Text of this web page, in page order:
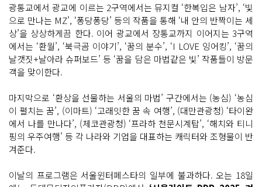
광통교에서 광교에 이르는 2구역에서는 뮤지컬 ‘한복입은 남자’, ‘빛
으로 만나는 MZ’, ‘퐁당퐁당’ 등의 작품을 통해 ‘내 안의 반짝이는 세
상’을 상상하게끔 한다. 이어 광교에서 장통교까지 이어지는 3구역
에서는 ‘환월’, ‘북극곰 이야기’, ‘꿈의 분수’, ‘I LOVE 잉어킹’, ‘꿈의
날갯짓+날아라 슈퍼보드’ 등 ‘꿈을 담은 마법같은 빛’ 작품들이 방문
객을 맞이한다.
마지막으로 ‘환상을 선물하는 서울의 마법’ 구간에서는 (농심) ‘농심
이 펼치는 꿈’, (이마트) ‘고래잇한 꿈 속 여행’, (대만관광청) ‘타이완
에서 나를 만나다’, (체코관광청) ‘프라하 천문시계탑’, ‘해치와 티니
핑의 우주여행’ 등 각 나라와 기업을 대표하는 캐릭터와 조형물이 반
겨준다.
이날의 프로그램은 서울윈터페스타의 일부에 불과하다. 오는 18일